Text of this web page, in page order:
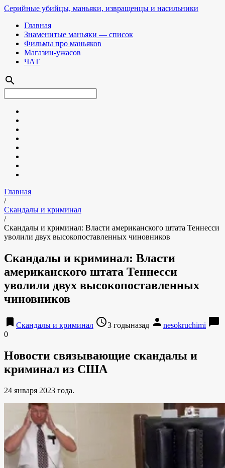
Серийные убийцы, маньяки, извращенцы и насильники
Главная
Знаменитые маньяки — список
Фильмы про маньяков
Магазин-ужасов
ЧАТ
search
Главная
/
Скандалы и криминал
/
Скандалы и криминал: Власти американского штата Теннесси
уволили двух высокопоставленных чиновников
Скандалы и криминал: Власти
американского штата Теннесси
уволили двух высокопоставленных
чиновников
bookmark Скандалы и криминал access_time3 годыназад person nesokruchimi chat_bubble
0
Новости связывающие скандалы и
криминал из США
24 января 2023 года.